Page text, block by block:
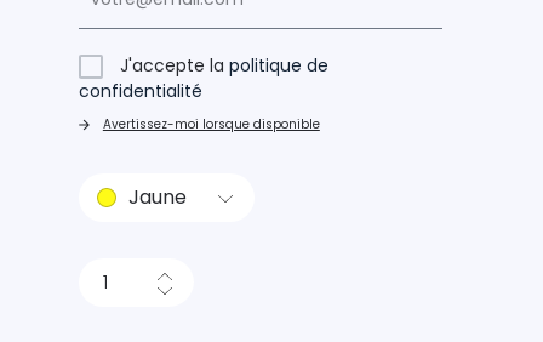
J'accepte la politique de
confidentialité
Avertissez-moi lorsque disponible
Jaune